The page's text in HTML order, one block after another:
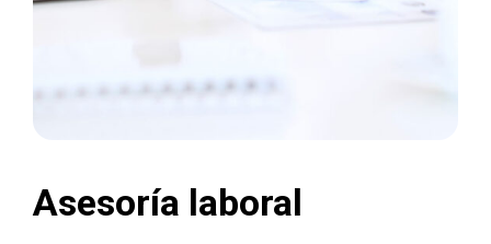
Asesoría laboral